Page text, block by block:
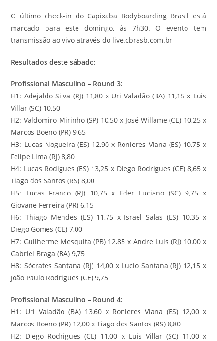
O último check-in do Capixaba Bodyboarding Brasil está
marcado para este domingo, às 7h30. O evento tem
transmissão ao vivo através do live.cbrasb.com.br
Resultados deste sábado:
Profissional Masculino – Round 3:
H1: Adejaldo Silva (RJ) 11,80 x Uri Valadão (BA) 11,15 x Luis
Villar (SC) 10,50
H2: Valdomiro Mirinho (SP) 10,50 x José Willame (CE) 10,25 x
Marcos Boeno (PR) 9,65
H3: Lucas Nogueira (ES) 12,90 x Ronieres Viana (ES) 10,75 x
Felipe Lima (RJ) 8,80
H4: Lucas Rodigues (ES) 13,25 x Diego Rodrigues (CE) 8,65 x
Tiago dos Santos (RS) 8,00
H5: Lucas Franco (RJ) 10,75 x Eder Luciano (SC) 9,75 x
Giovane Ferreira (PR) 6,15
H6: Thiago Mendes (ES) 11,75 x Israel Salas (ES) 10,35 x
Diego Gomes (CE) 7,00
H7: Guilherme Mesquita (PB) 12,85 x Andre Luis (RJ) 10,00 x
Gabriel Braga (BA) 9,75
H8: Sócrates Santana (RJ) 14,00 x Lucio Santana (RJ) 12,15 x
João Paulo Rodrigues (CE) 9,75
Profissional Masculino – Round 4:
H1: Uri Valadão (BA) 13,60 x Ronieres Viana (ES) 12,00 x
Marcos Boeno (PR) 12,00 x Tiago dos Santos (RS) 8,80
H2: Diego Rodrigues (CE) 11,00 x Luis Villar (SC) 11,00 x